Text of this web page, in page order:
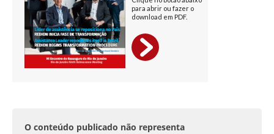
O conteúdo publicado não representa